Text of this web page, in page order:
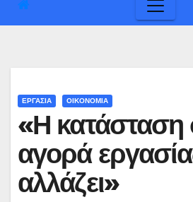
ΕΡΓΑΣΙΑ ΟΙΚΟΝΟΜΙΑ
«Η κατάσταση
αγορά
αλλάζει»